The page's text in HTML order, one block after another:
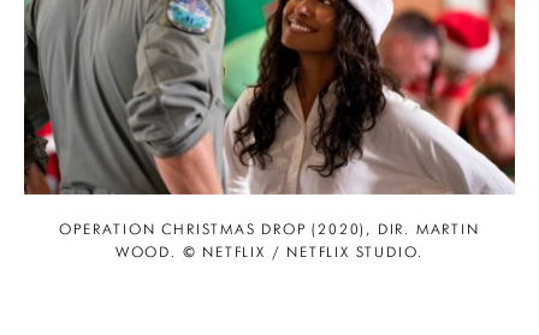
OPERATION CHRISTMAS DROP (2020), DIR. MARTIN
WOOD. © NETFLIX / NETFLIX STUDIO.